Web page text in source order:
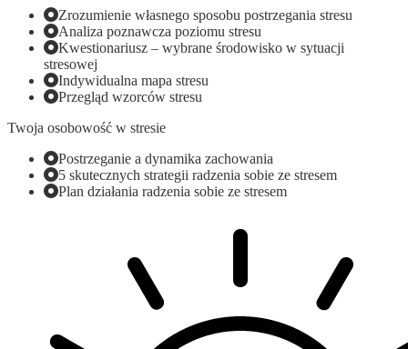
Zrozumienie własnego sposobu postrzegania stresu
Analiza poznawcza poziomu stresu
Kwestionariusz – wybrane środowisko w sytuacji
stresowej
Indywidualna mapa stresu
Przegląd wzorców stresu
Twoja osobowość w stresie
Postrzeganie a dynamika zachowania
5 skutecznych strategii radzenia sobie ze stresem
Plan działania radzenia sobie ze stresem